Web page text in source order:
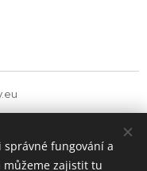
€
správné fungování a
můžeme zajistit tu